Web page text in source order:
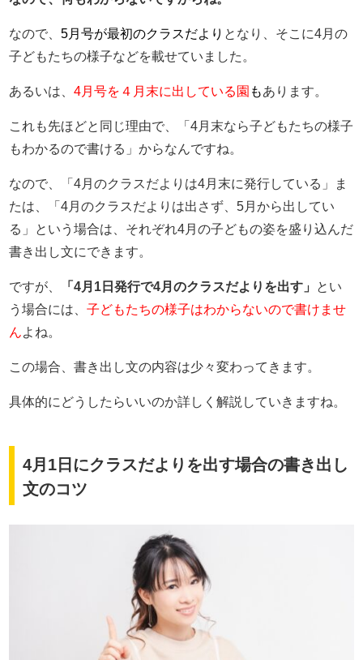
なので、5月号が最初のクラスだよ り となり、そこに4月の
子どもたちの様子などを載せていました。
あるいは、4月号を４月末に出している園 もあります。
これも先ほどと同じ理由で、「4月末なら子どもたちの様子
もわかるので書ける」からなんですね。
なので、「4月のクラスだよりは4月末に発行している」ま
たは、「4月のクラスだよりは出さず、5月から出してい
る」という場合は、それぞれ4月の子どもの姿を盛り込んだ
書き出し文にできます。
ですが、 「4月1日発行で4月のクラスだよりを出す」
とい
う場合には、子どもたちの様子はわからないので書けませ
んよね。
この場合、書き出し文の内容は少々変わってきます。
具体的にどうしたらいいのか詳しく解説していきますね。
4月1日にクラスだよりを出す場合の書き出し
文のコツ